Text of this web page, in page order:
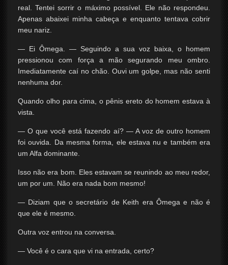
real. Tentei sorrir o máximo possível. Ele não respondeu.
Apenas abaixei minha cabeça e enquanto tentava cobrir
meu nariz.
— Ei Ômega. — Seguindo a sua voz baixa, o homem
pressionou com força a mão segurando meu ombro.
Imediatamente caí no chão. Ouvi um golpe, mas não senti
nenhuma dor.
Quando olho para cima, o pênis ereto do homem estava à
vista.
— O que você está fazendo aí? — A voz de outro homem
foi ouvida. Da mesma forma, ele estava nu e também era
um Alfa dominante.
Isso não era bom. Eles estavam se reunindo ao meu redor,
um por um. Não era nada bom mesmo!
— Diziam que o secretário de Keith era Ômega e não é
que ele é mesmo.
Outra voz entrou na conversa.
— Você é o cara que vi na entrada, certo?